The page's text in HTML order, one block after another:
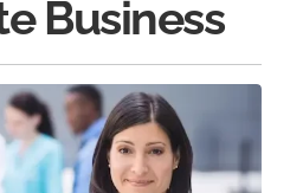
Business